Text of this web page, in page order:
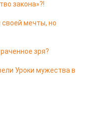
закона»?!
мечты, но
зря?
Уроки мужества в